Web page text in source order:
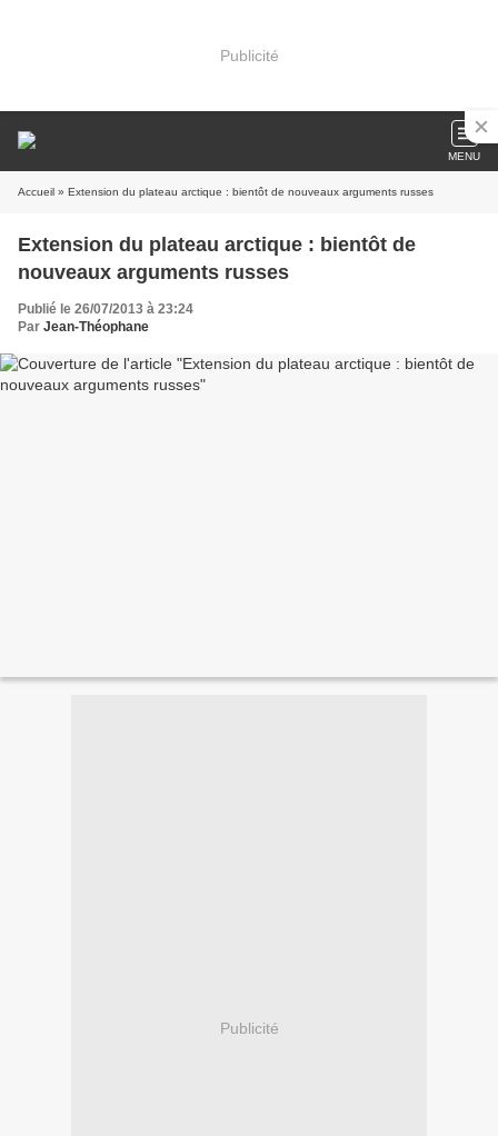
Publicité
MENU
Accueil » Extension du plateau arctique : bientôt de nouveaux arguments russes
Extension du plateau arctique : bientôt de
nouveaux arguments russes
Publié le 26/07/2013 à 23:24
Par Jean-Théophane
Publicité